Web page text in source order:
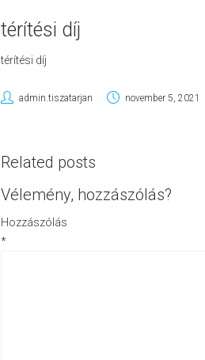
térítési díj
térítési díj
admin.tiszatarjan november 5, 2021
Related posts
Vélemény, hozzászólás?
Hozzászólás
*